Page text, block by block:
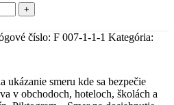
číslo: F 007-1-1-1 Kategória:
ukázanie smeru kde sa bezpečie
v obchodoch, hoteloch, školách a